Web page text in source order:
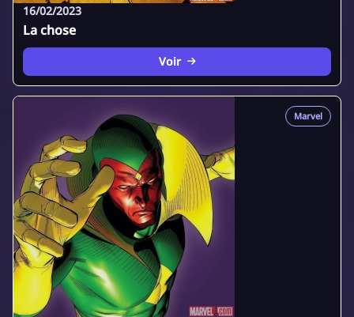
16/02/2023
La chose
Voir
Marvel